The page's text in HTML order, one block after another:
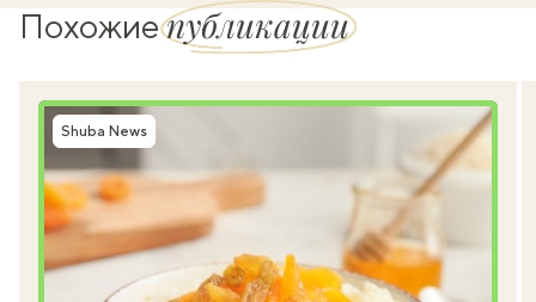
Похожиепубликации
Shuba News